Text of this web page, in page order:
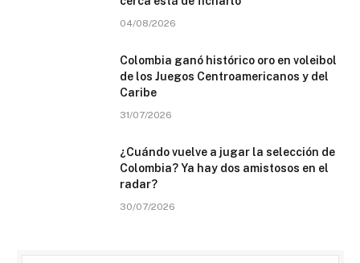
04/08/2026
Colombia ganó histórico oro en voleibol
de los Juegos Centroamericanos y del
Caribe
31/07/2026
¿Cuándo vuelve a jugar la selección de
Colombia? Ya hay dos amistosos en el
radar?
30/07/2026